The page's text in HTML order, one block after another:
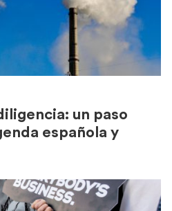
un paso
española y